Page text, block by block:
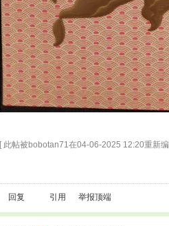
[ 此帖被bobotan71在04-06-2025 12:20重新
回复 引用 举报顶端